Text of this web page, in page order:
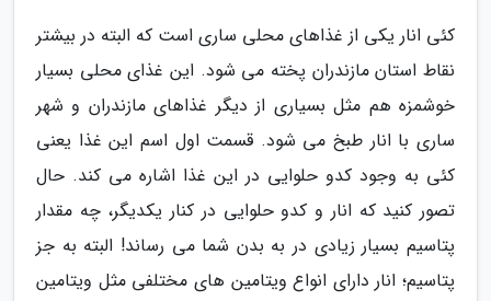
کئی انار یکی از غذاهای محلی ساری است که البته در بیشتر
نقاط استان مازندران پخته می شود. این غذای محلی بسیار
خوشمزه هم مثل بسیاری از دیگر غذاهای مازندران و شهر
ساری با انار طبخ می شود. قسمت اول اسم این غذا یعنی
کئی به وجود کدو حلوایی در این غذا اشاره می کند. حال
تصور کنید که انار و کدو حلوایی در کنار یکدیگر، چه مقدار
پتاسیم بسیار زیادی در به بدن شما می رساند! البته به جز
پتاسیم؛ انار دارای انواع ویتامین های مختلفی مثل ویتامین